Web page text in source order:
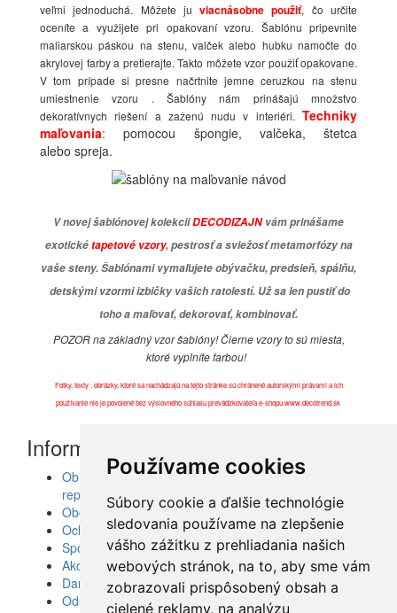
Používame cookies
Súbory cookie a ďalšie technológie
sledovania používame na zlepšenie
vášho zážitku z prehliadania našich
webových stránok, na to, aby sme vám
zobrazovali prispôsobený obsah a
cielené reklamy, na analýzu
veľmi jednoduchá. Môžete juviacnásobne použiť, čo určite
oceníte a využijete pri opakovaní vzoru. Šablónu pripevnite
maliarskou páskou na stenu, valček alebo hubku namočte do
akrylovej farby a pretierajte. Takto môžete vzor použiť opakovane.
V tom prípade si presne načrtnite jemne ceruzkou na stenu
umiestnenie vzoru . Šablóny nám prinášajú množstvo
dekoratívnych riešení a zaženú nudu v interiéri. Techniky
maľovania: pomocou špongie, valčeka, štetca
alebo spreja.
V novej šablónovej kolekciiDECODIZAJN vám prinášame
exotické tapetové vzory, pestrosť a sviežosť metamorfózy na
vaše steny. Šablónami vymaľujete obývačku, predsieň, spálňu,
detskými vzormi izbičky vašich ratolestí. Už sa len pustiť do
toho a maľovať, dekorovať, kombinovať.
POZOR na základný vzor šablóny! Čierne vzory to sú miesta,
ktoré vyplníte farbou!
Fotky, texty , obrázky, ktoré sa nachádzajú na tejto stránke sú chránené autorskými právami a ich
používanie nie je povolené bez výslovného súhlasu prevádzkovateľa e-shopu www.decotrend.sk
Informácie
Obrazy, nálepky, fototapety, šablóny, dekorácie,
reprodukcie
Obchodné podmienky
Ochrana osobných údajov
Spolupráca
Akcie a Doručenie
Darčekové poukážky
Odstúpenie od zmluvy - vrátenie tovaru